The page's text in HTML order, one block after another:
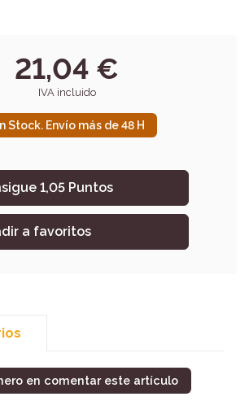
21,04 €
IVA incluido
Stock. Envío más de 48 H
1,05 Puntos
a favoritos
en comentar este artículo